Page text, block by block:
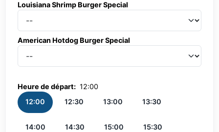
Louisiana Shrimp Burger Special
American Hotdog Burger Special
Heure de départ: 12:00
12:00
12:30 13:00 13:30
14:00 14:30 15:00 15:30